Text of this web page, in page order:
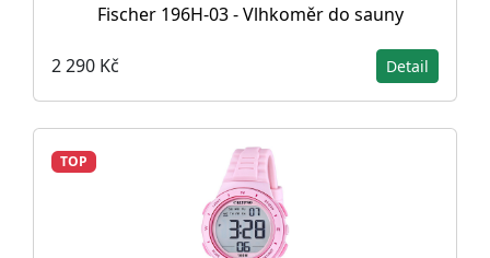
Fischer 196H-03 - Vlhkoměr do sauny
2 290 Kč Detail
TOP